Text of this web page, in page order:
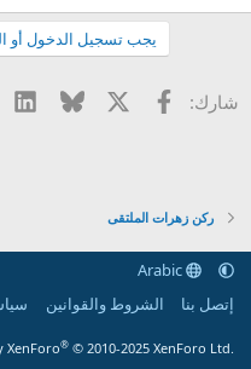
يجب تسجيل الدخول أو
شارك: فيسبوك Bluesky
ركن زهرات الملتقى
Arabic
إتصل بنا
الشروط والقوانين
XenForo® © 2010-2025 XenForo Ltd.